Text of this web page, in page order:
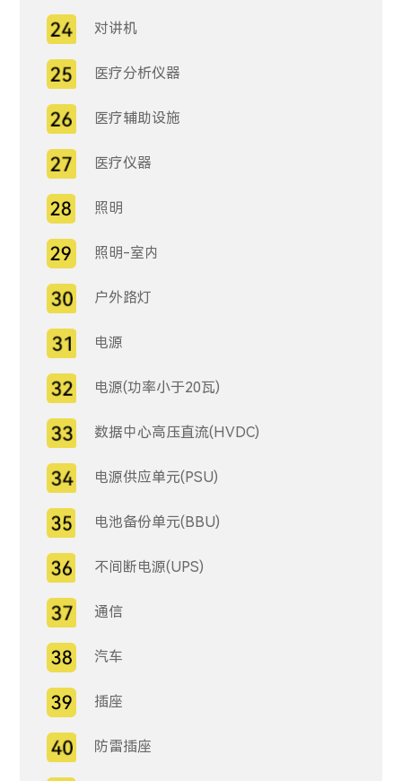
对讲机
医疗分析仪器
医疗辅助设施
医疗仪器
照明
照明-室内
户外路灯
电源
电源(功率小于20瓦)
数据中心高压直流(HVDC)
电源供应单元(PSU)
电池备份单元(BBU)
不间断电源(UPS)
通信
汽车
插座
防雷插座